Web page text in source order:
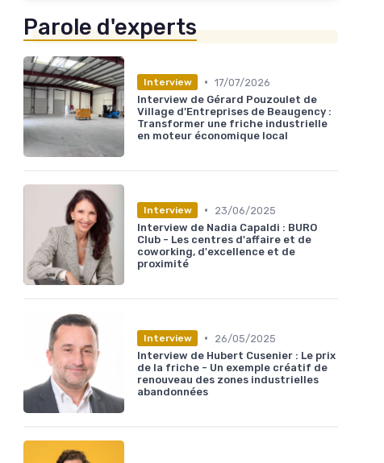
Parole d'experts
Interview • 17/07/2026
Interview de Gérard Pouzoulet de
Village d’Entreprises de Beaugency :
Transformer une friche industrielle
en moteur économique local
Interview •
23/06/2025
Interview de Nadia Capaldi : BURO
Club - Les centres d'affaire et de
coworking, d'excellence et de
proximité
Interview •
26/05/2025
Interview de Hubert Cusenier : Le prix
de la friche - Un exemple créatif de
renouveau des zones industrielles
abandonnées